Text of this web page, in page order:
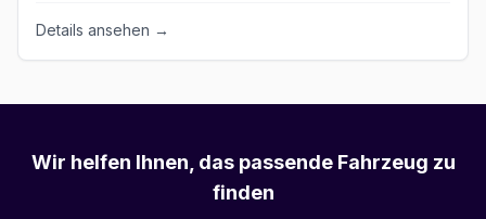
Details ansehen →
Wir helfen Ihnen, das passende Fahrzeug zu
finden